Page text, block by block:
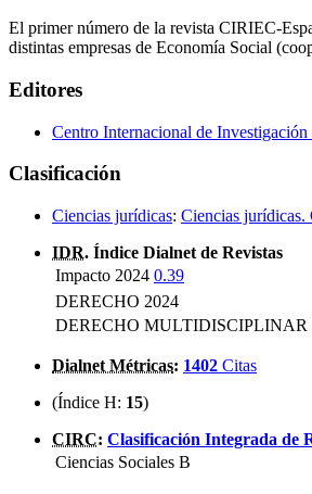
El primer número de la revista CIRIEC-
distintas empresas de Economía Social
Editores
Centro Internacional de
Clasificación
Ciencias jurídicas: Ciencias jurídicas.
IDR. Índice Dialnet de Revistas
Impacto 2024 0.39
DERECHO 2024
DERECHO MULTIDISCIPLINAR
Dialnet Métricas: 1402 Citas
(Índice H: 15)
CIRC: Clasificación Integrada de
Ciencias Sociales B